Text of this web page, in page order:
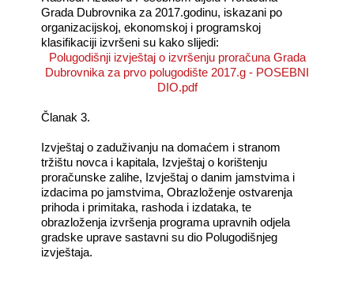
Grada Dubrovnika za 2017.godinu, iskazani po
organizacijskoj, ekonomskoj i programskoj
klasifikaciji izvršeni su kako slijedi:
Polugodišnji izvještaj o izvršenju proračuna Grada
Dubrovnika za prvo polugodište 2017.g - POSEBNI
DIO.pdf
Članak 3.
Izvještaj o zaduživanju na domaćem i stranom
tržištu novca i kapitala, Izvještaj o korištenju
proračunske zalihe, Izvještaj o danim jamstvima i
izdacima po jamstvima, Obrazloženje ostvarenja
prihoda i primitaka, rashoda i izdataka, te
obrazloženja izvršenja programa upravnih odjela
gradske uprave sastavni su dio Polugodišnjeg
izvještaja.